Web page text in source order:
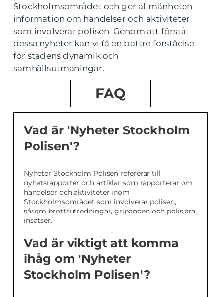
Stockholmsområdet och ger allmänheten
information om händelser och aktiviteter
som involverar polisen. Genom att förstå
dessa nyheter kan vi få en bättre förståelse
för stadens dynamik och
samhällsutmaningar.
FAQ
Vad är 'Nyheter Stockholm
Polisen'?
Nyheter Stockholm Polisen refererar till
nyhetsrapporter och artiklar som rapporterar om
händelser och aktiviteter inom
Stockholmsområdet som involverar polisen,
såsom brottsutredningar, gripanden och polisiära
insatser.
Vad är viktigt att komma
ihåg om 'Nyheter
Stockholm Polisen'?